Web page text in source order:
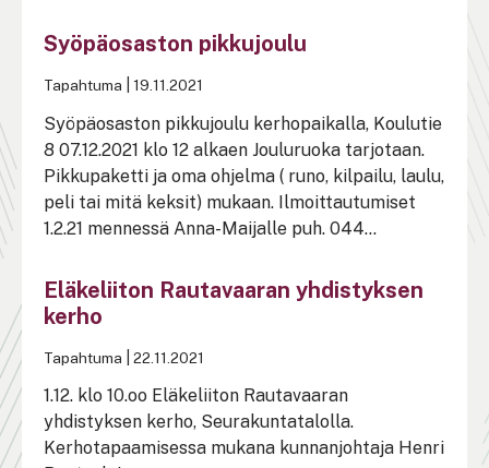
Syöpäosaston pikkujoulu
Tapahtuma 19.11.2021
Syöpäosaston pikkujoulu kerhopaikalla, Koulutie
8 07.12.2021 klo 12 alkaen Jouluruoka tarjotaan.
Pikkupaketti ja oma ohjelma ( runo, kilpailu, laulu,
peli tai mitä keksit) mukaan. Ilmoittautumiset
1.2.21 mennessä Anna-Maijalle puh. 044...
Eläkeliiton Rautavaaran yhdistyksen
kerho
Tapahtuma 22.11.2021
1.12. klo 10.oo Eläkeliiton Rautavaaran
yhdistyksen kerho, Seurakuntatalolla.
Kerhotapaamisessa mukana kunnanjohtaja Henri